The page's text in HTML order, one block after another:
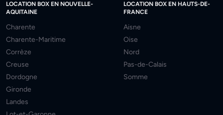
LOCATION BOX EN NOUVELLE-
AQUITAINE
Charente
Charente-Maritime
Corrèze
Creuse
Dordogne
Gironde
Landes
LOCATION BOX EN HAUTS-DE-
FRANCE
Aisne
Oise
Nord
Pas-de-Calais
Somme